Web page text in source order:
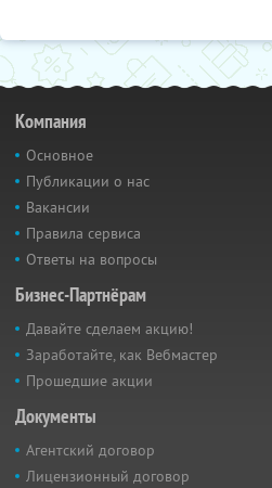
Компания
Основное
Публикации о нас
Вакансии
Правила сервиса
Ответы на вопросы
Бизнес-Партнёрам
Давайте сделаем акцию!
Заработайте, как Вебмастер
Прошедшие акции
Документы
Агентский договор
Лицензионный договор